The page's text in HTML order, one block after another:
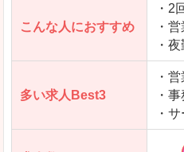
こんな人におすすめ
・2
・
・
多い求人Best3
・
・
・